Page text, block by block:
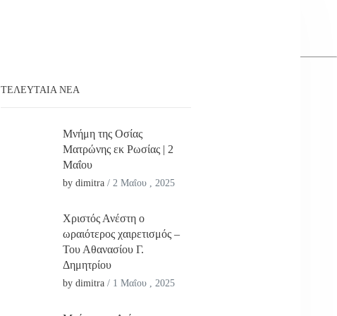
ΤΕΛΕΥΤΑΊΑ ΝΕΑ
Μνήμη της Οσίας
Ματρώνης εκ Ρωσίας | 2
Μαΐου
by dimitra / 2 Μαΐου , 2025
Χριστός Ανέστη ο
ωραιότερος χαιρετισμός –
Του Αθανασίου Γ.
Δημητρίου
by dimitra / 1 Μαΐου , 2025